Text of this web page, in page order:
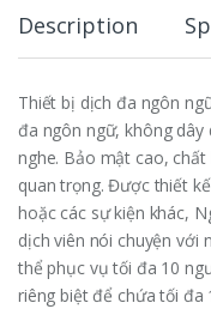
Description
Thiết bị dịch đa ngôn
đa ngôn ngữ, không
nghe. Bảo mật cao,
quan trọng. Được thiết
hoặc các sự kiện khác,
dịch viên nói chuyện với
thể phục vụ tối đa 10
riêng biệt để chứa tối đa